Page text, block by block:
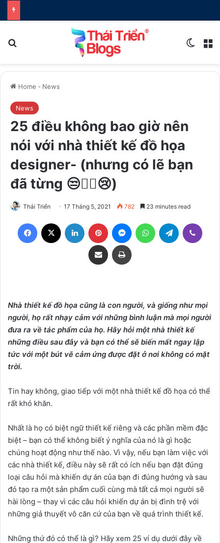
Home - News
News
25 điều không bao giờ nên
nói với nhà thiết kế đồ họa
designer- (nhưng có lẽ bạn
đã từng 😒🤷‍♂️😢)
Thái Triển 17 Tháng 5, 2021 782 23 minutes read
Facebook LinkedIn Pinterest MessengerWhatsAppTelegram
Share via Email Print
Nhà thiết kế đồ họa cũng là con người, và giống như mọi
người, họ rất nhạy cảm với những bình luận mà mọi người
đưa ra về tác phẩm của họ. Hãy hỏi một nhà thiết kế
những điều sau đây và bạn có thể sẽ biến mất ngay lập
tức với một bút vẽ cảm ứng được đặt ở nơi không có mặt
trời.
Tin hay không, giao tiếp với một nhà thiết kế đồ họa có thể
rất khó khăn.
Nhất là họ có biệt ngữ thiết kế riêng và các phần mềm đặc
biệt – bạn có thể không biết ý nghĩa của nó là gì hoặc
chúng hoạt động như thế nào. Vì vậy, nếu bạn làm việc với
các nhà thiết kế, điều này sẽ rất có ích nếu bạn đặt đúng
loại câu hỏi mà khiến dự án của bạn đi đúng hướng và sau
đó tạo ra một sản phẩm cuối cùng mà tất cả mọi người sẽ
hài lòng – thay vì các câu hỏi khiến dự án bị đình trệ với
những giả thuyết vô căn cứ của bạn về quá trình thiết kế.
Những thứ đó có thể là gì? Hãy xem 25 ví dụ dưới đây về